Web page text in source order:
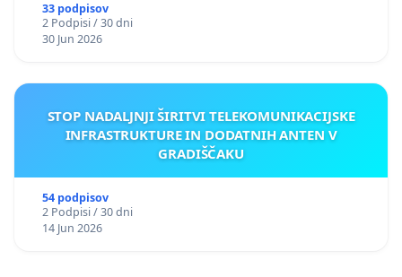
33 podpisov
2 Podpisi / 30 dni
30 Jun 2026
STOP NADALJNJI ŠIRITVI TELEKOMUNIKACIJSKE
INFRASTRUKTURE IN DODATNIH ANTEN V
GRADIŠČAKU
54 podpisov
2 Podpisi / 30 dni
14 Jun 2026